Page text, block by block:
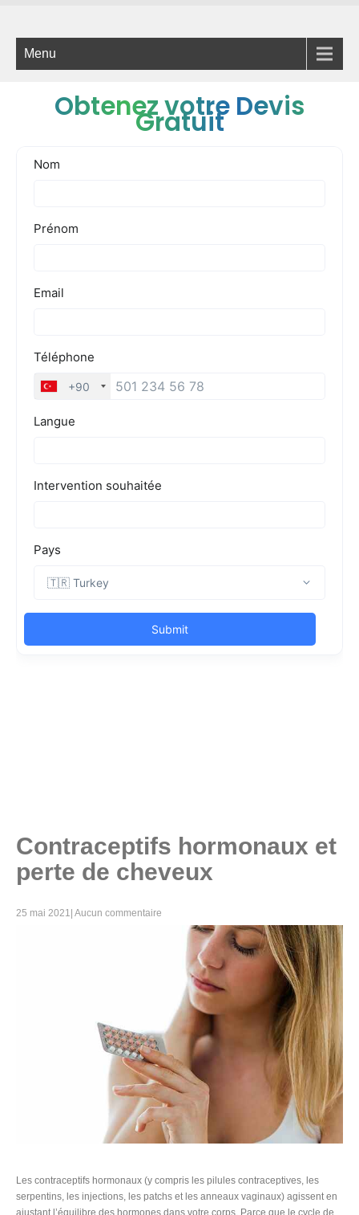
Menu
Obtenez votre Devis
Gratuit
Contraceptifs hormonaux et
perte de cheveux
25 mai 2021 Aucun commentaire
Les contraceptifs hormonaux (y compris les pilules contraceptives, les
serpentins, les injections, les patchs et les anneaux vaginaux) agissent en
ajustant l’équilibre des hormones dans votre corps. Parce que le cycle de